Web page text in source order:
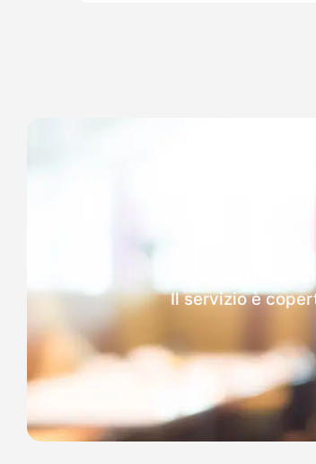
Dopo
Il servizio è